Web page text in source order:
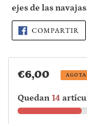
tu
carrito
de
ejes de las
COMPARTIR
EN
Precio
habitual
€6,00
Quedan 14